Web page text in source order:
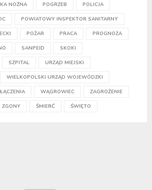
NOŻNA POGRZEB POLICJA
POWIATOWY INSPEKTOR SANITARNY
POŻAR PRACA PROGNOZA
SANPEID SKOKI
SZPITAL URZĄD MIEJSKI
WIELKOPOLSKI URZĄD WOJEWÓDZKI
WĄGROWIEC ZAGROŻENIE
ZGONY ŚMIERĆ ŚWIĘTO